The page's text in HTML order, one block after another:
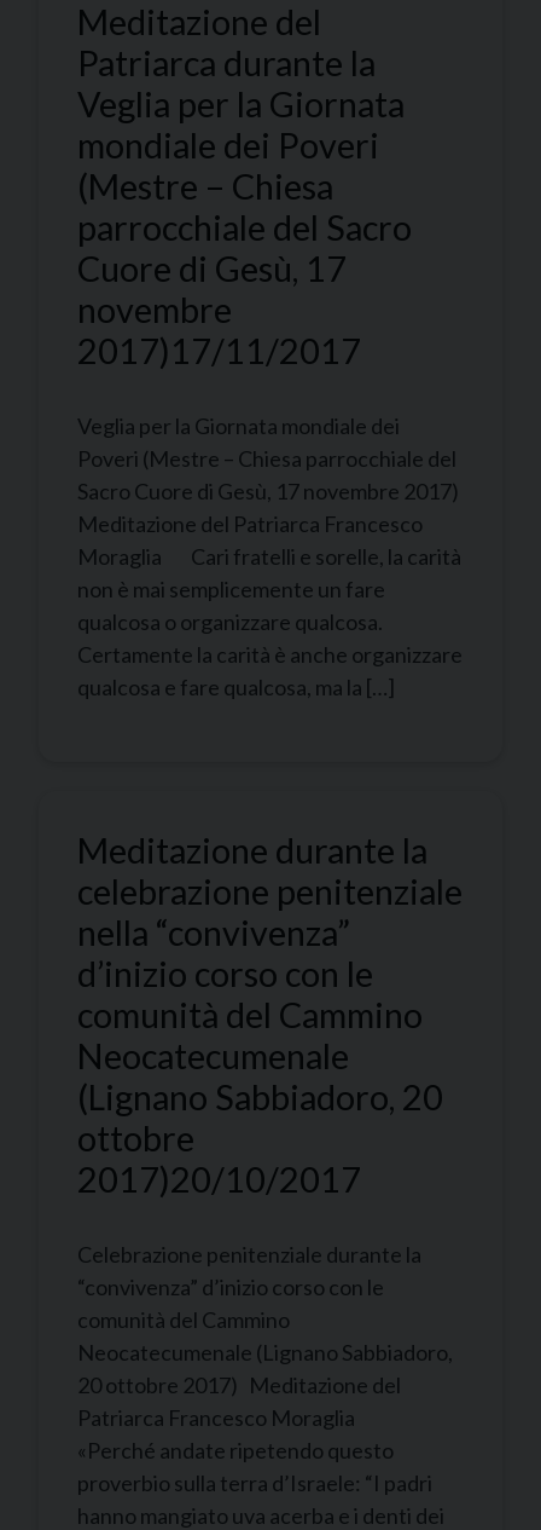
Meditazione del
Patriarca durante la
Veglia per la Giornata
mondiale dei Poveri
(Mestre – Chiesa
parrocchiale del Sacro
Cuore di Gesù, 17
novembre
2017)17/11/2017
Veglia per la Giornata mondiale dei
Poveri (Mestre – Chiesa parrocchiale del
Sacro Cuore di Gesù, 17 novembre 2017)
Meditazione del Patriarca Francesco
Moraglia Cari fratelli e sorelle, la carità
non è mai semplicemente un fare
qualcosa o organizzare qualcosa.
Certamente la carità è anche organizzare
qualcosa e fare qualcosa, ma la […]
Meditazione durante la
celebrazione penitenziale
nella “convivenza”
d’inizio corso con le
comunità del Cammino
Neocatecumenale
(Lignano Sabbiadoro, 20
ottobre
2017)20/10/2017
Celebrazione penitenziale durante la
“convivenza” d’inizio corso con le
comunità del Cammino
Neocatecumenale (Lignano Sabbiadoro,
20 ottobre 2017) Meditazione del
Patriarca Francesco Moraglia
«Perché andate ripetendo questo
proverbio sulla terra d’Israele: “I padri
hanno mangiato uva acerba e i denti dei